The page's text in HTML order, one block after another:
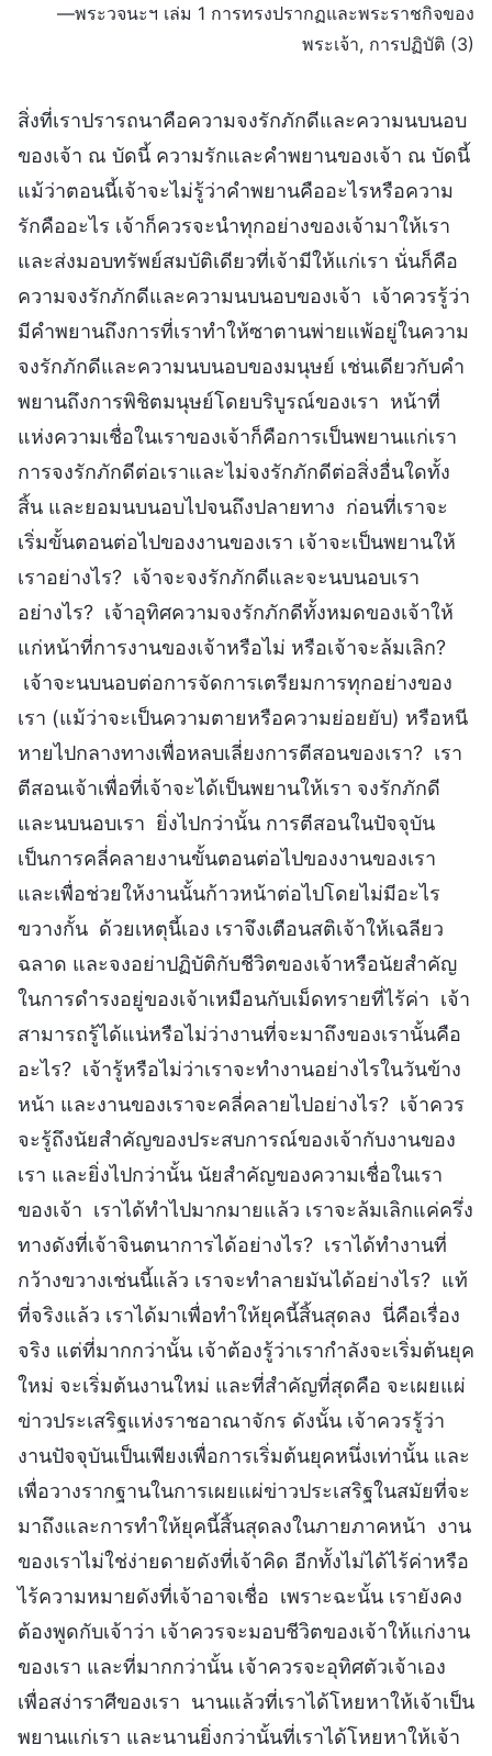
—พระวจนะฯ เล่ม 1 การทรงปรากฏและพระราชกิจของ
พระเจ้า, การปฏิบัติ (3)
สิ่งที่เราปรารถนาคือความจงรักภักดีและความนบนอบ
ของเจ้า ณ บัดนี้ ความรักและคำพยานของเจ้า ณ บัดนี้
แม้ว่าตอนนี้เจ้าจะไม่รู้ว่าคำพยานคืออะไรหรือความ
รักคืออะไร เจ้าก็ควรจะนำทุกอย่างของเจ้ามาให้เรา
และส่งมอบทรัพย์สมบัติเดียวที่เจ้ามีให้แก่เรา นั่นก็คือ
ความจงรักภักดีและความนบนอบของเจ้า เจ้าควรรู้ว่า
มีคำพยานถึงการที่เราทำให้ซาตานพ่ายแพ้อยู่ในความ
จงรักภักดีและความนบนอบของมนุษย์ เช่นเดียวกับคำ
พยานถึงการพิชิตมนุษย์โดยบริบูรณ์ของเรา หน้าที่
แห่งความเชื่อในเราของเจ้าก็คือการเป็นพยานแก่เรา
การจงรักภักดีต่อเราและไม่จงรักภักดีต่อสิ่งอื่นใดทั้ง
สิ้น และยอมนบนอบไปจนถึงปลายทาง ก่อนที่เราจะ
เริ่มขั้นตอนต่อไปของงานของเรา เจ้าจะเป็นพยานให้
เราอย่างไร? เจ้าจะจงรักภักดีและจะนบนอบเรา
อย่างไร? เจ้าอุทิศความจงรักภักดีทั้งหมดของเจ้าให้
แก่หน้าที่การงานของเจ้าหรือไม่ หรือเจ้าจะล้มเลิก?
เจ้าจะนบนอบต่อการจัดการเตรียมการทุกอย่างของ
เรา (แม้ว่าจะเป็นความตายหรือความย่อยยับ) หรือหนี
หายไปกลางทางเพื่อหลบเลี่ยงการตีสอนของเรา? เรา
ตีสอนเจ้าเพื่อที่เจ้าจะได้เป็นพยานให้เรา จงรักภักดี
และนบนอบเรา ยิ่งไปกว่านั้น การตีสอนในปัจจุบัน
เป็นการคลี่คลายงานขั้นตอนต่อไปของงานของเรา
และเพื่อช่วยให้งานนั้นก้าวหน้าต่อไปโดยไม่มีอะไร
ขวางกั้น ด้วยเหตุนี้เอง เราจึงเตือนสติเจ้าให้เฉลียว
ฉลาด และจงอย่าปฏิบัติกับชีวิตของเจ้าหรือนัยสำคัญ
ในการดำรงอยู่ของเจ้าเหมือนกับเม็ดทรายที่ไร้ค่า เจ้า
สามารถรู้ได้แน่หรือไม่ว่างานที่จะมาถึงของเรานั้นคือ
อะไร? เจ้ารู้หรือไม่ว่าเราจะทำงานอย่างไรในวันข้าง
หน้า และงานของเราจะคลี่คลายไปอย่างไร? เจ้าควร
จะรู้ถึงนัยสำคัญของประสบการณ์ของเจ้ากับงานของ
เรา และยิ่งไปกว่านั้น นัยสำคัญของความเชื่อในเรา
ของเจ้า เราได้ทำไปมากมายแล้ว เราจะล้มเลิกแค่ครึ่ง
ทางดังที่เจ้าจินตนาการได้อย่างไร? เราได้ทำงานที่
กว้างขวางเช่นนี้แล้ว เราจะทำลายมันได้อย่างไร? แท้
ที่จริงแล้ว เราได้มาเพื่อทำให้ยุคนี้สิ้นสุดลง นี่คือเรื่อง
จริง แต่ที่มากกว่านั้น เจ้าต้องรู้ว่าเรากำลังจะเริ่มต้นยุค
ใหม่ จะเริ่มต้นงานใหม่ และที่สำคัญที่สุดคือ จะเผยแผ่
ข่าวประเสริฐแห่งราชอาณาจักร ดังนั้น เจ้าควรรู้ว่า
งานปัจจุบันเป็นเพียงเพื่อการเริ่มต้นยุคหนึ่งเท่านั้น และ
เพื่อวางรากฐานในการเผยแผ่ข่าวประเสริฐในสมัยที่จะ
มาถึงและการทำให้ยุคนี้สิ้นสุดลงในภายภาคหน้า งาน
ของเราไม่ใช่ง่ายดายดังที่เจ้าคิด อีกทั้งไม่ได้ไร้ค่าหรือ
ไร้ความหมายดังที่เจ้าอาจเชื่อ เพราะฉะนั้น เรายังคง
ต้องพูดกับเจ้าว่า เจ้าควรจะมอบชีวิตของเจ้าให้แก่งาน
ของเรา และที่มากกว่านั้น เจ้าควรจะอุทิศตัวเจ้าเอง
เพื่อสง่าราศีของเรา นานแล้วที่เราได้โหยหาให้เจ้าเป็น
พยานแก่เรา และนานยิ่งกว่านั้นที่เราได้โหยหาให้เจ้า